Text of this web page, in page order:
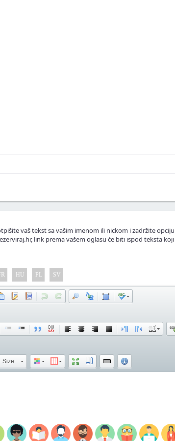
ili fotografije.
vaš tekst sa vašim imenom ili nickom i zadržite
link prema vašem oglasu će biti ispod teksta
HU PL SV
Size